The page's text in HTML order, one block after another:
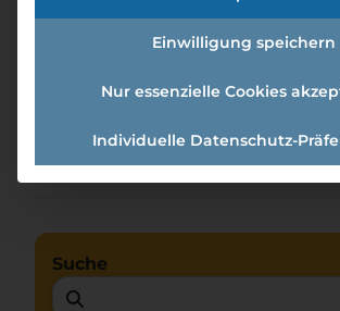
Home»Lehrstellen
Suche
Einwilligung speichern
Nur essenzielle Cookies
Individuelle Datenschutz-